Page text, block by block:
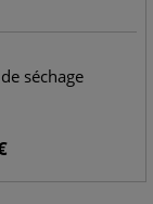
séchage